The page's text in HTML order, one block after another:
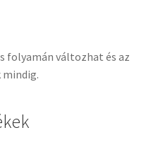
folyamán változhat és az